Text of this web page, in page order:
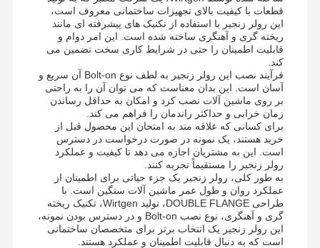
قطعات با کیفیت بالای تجهیزات ساختمانی معروف است،
این رولر زنجیر با استفاده از تکنیک های پیشرفته ای مانند
ریخته گری و آهنگری ساخته شده است. این امر دوام و
قابلیت اطمینان را حتی در شرایط کاری سخت تضمین می
کند.
فرآیند نصب این رولر زنجیر به لطف نوع Bolt-on آن سریع و
آسان است. این بدان معناست که می توان آن را به راحتی
بر روی ماشین آلات نصب کرد و امکان به حداقل رساندن
زمان خرابی و حداکثر راندمان را فراهم می کند.
برای کسانی که علاقه مند به امتحان این محصول قبل از
خرید هستند، یک نمونه در صورت درخواست در دسترس
است. این به مشتریان اجازه می دهد تا کیفیت و عملکرد
رولر زنجیر را مستقیماً تجربه کنند.
به طور کلی، رولر زنجیر یک جزء حیاتی برای اطمینان از
عملکرد روان و طول عمر ماشین آلات سنگین است. با
طراحی DOUBLE FLANGE، تولید Wirtgen، تکنیک ریخته
گری و آهنگری، نوع نصب Bolt-on و در دسترس بودن نمونه،
این رولر زنجیر یک انتخاب برتر برای متخصصان ساختمانی
است که به دنبال قابلیت اطمینان و عملکرد هستند.